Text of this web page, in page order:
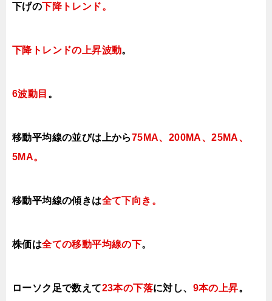
下げの下降トレンド。
下降トレンドの上昇波動。
6波動目 。
移動平均線の並びは上から75MA、200MA、25MA、
5MA。
移動平均線の傾きは全て下向き 。
株価は全ての移動平均線の下。
ローソク足で数えて23本の下落に対し、 9本の上昇。